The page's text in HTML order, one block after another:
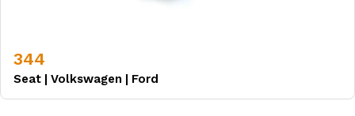
344
Seat | Volkswagen | Ford